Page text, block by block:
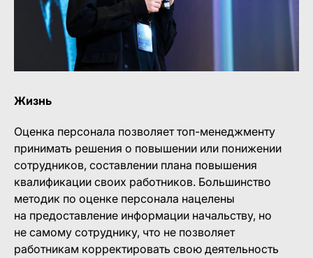
Жизнь
Оценка персонала позволяет топ-менеджменту
принимать решения о повышении или понижении
сотрудников, составлении плана повышения
квалификации своих работников. Большинство
методик по оценке персонала нацелены
на предоставление информации начальству, но
не самому сотруднику, что не позволяет
работникам корректировать свою деятельность